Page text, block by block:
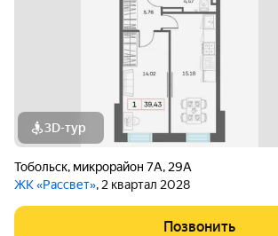
3D-тур
Тобольск, микрорайон 7А, 29А
ЖК «Рассвет», 2 квартал 2028
Позвонить